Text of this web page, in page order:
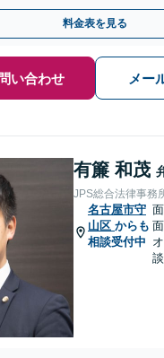
料請求【夜間・休日相談可】
料金表を見る
い合わせ メー
有簾 和茂
JPS総合法律事務
名古屋市守
山区 からも
相談受付中
談